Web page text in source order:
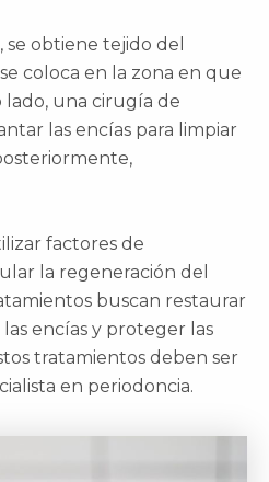
obtiene tejido del
coloca en la zona en que
lado, una cirugía de
las encías para limpiar
factores de
la regeneración del
buscan restaurar
encías y proteger las
tratamientos deben ser
en periodoncia.